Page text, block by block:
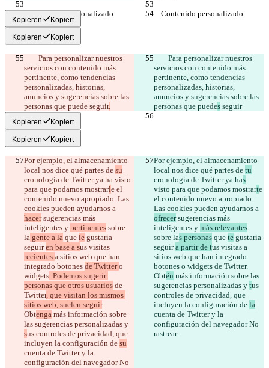
Kopieren Kopiert
Kopieren Kopiert
servicios con contenido más
pertinente, como tendencias
personalizadas, historias,
anuncios y sugerencias sobre las
personas que puede seguir.
servicios con contenido más
pertinente, como tendencias
personalizadas, historias,
anuncios y sugerencias sobre las
personas que puedes seguir
Kopieren Kopiert
Kopieren Kopiert
Por ejemplo, el almacenamiento
local nos dice qué partes de su
cronología de Twitter ya ha visto
para que podamos mostrarle el
contenido nuevo apropiado. Las
cookies pueden ayudarnos a
hacer sugerencias más
inteligentes y pertinentes sobre
la gente a la que le gustaría
seguir en base a sus visitas
recientes a sitios web que han
integrado botones de Twitter o
widgets. Podemos sugerir
personas que otros usuarios de
Twitter, que visitan los mismos
sitios web, suelen seguir.
Obtenga más información sobre
las sugerencias personalizadas y
sus controles de privacidad, que
incluyen la configuración de su
cuenta de Twitter y la
configuración del navegador No
Por ejemplo, el almacenamiento
local nos dice qué partes de tu
cronología de Twitter ya has
visto para que podamos mostrarte
el contenido nuevo apropiado.
Las cookies pueden ayudarnos a
ofrecer sugerencias más
inteligentes y más relevantes
sobre las personas que te gustaría
seguir a partir de tus visitas a
sitios web que han integrado
botones o widgets de Twitter.
Obtén más información sobre las
sugerencias personalizadas y tus
controles de privacidad, que
incluyen la configuración de la
cuenta de Twitter y la
configuración del navegador No